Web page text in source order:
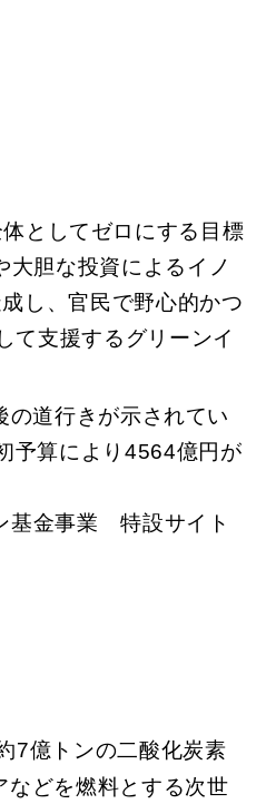
としてゼロにする目標
大胆な投資によるイノ
し、官民で野心的かつ
て支援するグリーンイ
の道行きが示されてい
予算により4564億円が
基金事業 特設サイト
7億トンの二酸化炭素
どを燃料とする次世